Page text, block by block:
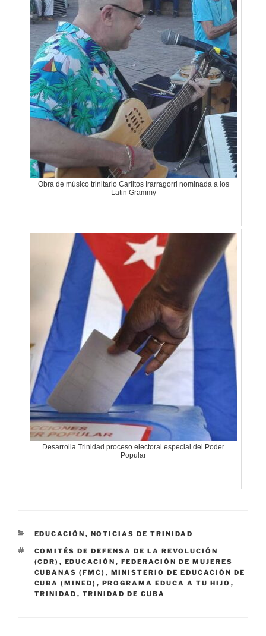
Obra de músico trinitario Carlitos Irarragorri nominada a los
Latin Grammy
Desarrolla Trinidad proceso electoral especial del Poder
Popular
CATEGORÍAS
EDUCACIÓN , NOTICIAS DE TRINIDAD
ETIQUETAS
COMITÉS DE DEFENSA DE LA REVOLUCIÓN
(CDR) , EDUCACIÓN , FEDERACIÓN DE MUJERES
CUBANAS (FMC) , MINISTERIO DE EDUCACIÓN DE
CUBA (MINED) , PROGRAMA EDUCA A TU HIJO ,
TRINIDAD , TRINIDAD DE CUBA